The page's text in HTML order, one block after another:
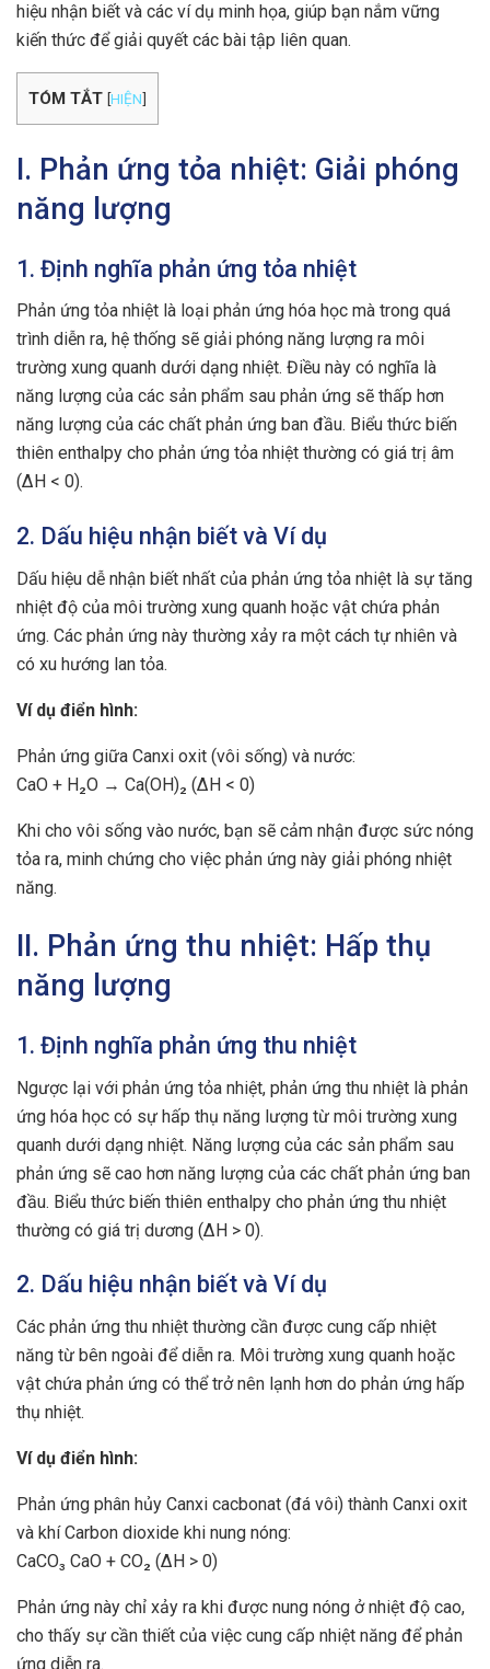
hiệu nhận biết và các ví dụ minh họa, giúp bạn nắm vững
kiến thức để giải quyết các bài tập liên quan.
TÓM TẮT [HIỆN]
I. Phản ứng tỏa nhiệt: Giải phóng
năng lượng
1. Định nghĩa phản ứng tỏa nhiệt
Phản ứng tỏa nhiệt là loại phản ứng hóa học mà trong quá
trình diễn ra, hệ thống sẽ giải phóng năng lượng ra môi
trường xung quanh dưới dạng nhiệt. Điều này có nghĩa là
năng lượng của các sản phẩm sau phản ứng sẽ thấp hơn
năng lượng của các chất phản ứng ban đầu. Biểu thức biến
thiên enthalpy cho phản ứng tỏa nhiệt thường có giá trị âm
(∆H < 0).
2. Dấu hiệu nhận biết và Ví dụ
Dấu hiệu dễ nhận biết nhất của phản ứng tỏa nhiệt là sự tăng
nhiệt độ của môi trường xung quanh hoặc vật chứa phản
ứng. Các phản ứng này thường xảy ra một cách tự nhiên và
có xu hướng lan tỏa.
Ví dụ điển hình:
Phản ứng giữa Canxi oxit (vôi sống) và nước:
CaO + H₂O → Ca(OH)₂ (∆H < 0)
Khi cho vôi sống vào nước, bạn sẽ cảm nhận được sức nóng
tỏa ra, minh chứng cho việc phản ứng này giải phóng nhiệt
năng.
II. Phản ứng thu nhiệt: Hấp thụ
năng lượng
1. Định nghĩa phản ứng thu nhiệt
Ngược lại với phản ứng tỏa nhiệt, phản ứng thu nhiệt là phản
ứng hóa học có sự hấp thụ năng lượng từ môi trường xung
quanh dưới dạng nhiệt. Năng lượng của các sản phẩm sau
phản ứng sẽ cao hơn năng lượng của các chất phản ứng ban
đầu. Biểu thức biến thiên enthalpy cho phản ứng thu nhiệt
thường có giá trị dương (∆H > 0).
2. Dấu hiệu nhận biết và Ví dụ
Các phản ứng thu nhiệt thường cần được cung cấp nhiệt
năng từ bên ngoài để diễn ra. Môi trường xung quanh hoặc
vật chứa phản ứng có thể trở nên lạnh hơn do phản ứng hấp
thụ nhiệt.
Ví dụ điển hình:
Phản ứng phân hủy Canxi cacbonat (đá vôi) thành Canxi oxit
và khí Carbon dioxide khi nung nóng:
CaCO₃ CaO + CO₂ (∆H > 0)
Phản ứng này chỉ xảy ra khi được nung nóng ở nhiệt độ cao,
cho thấy sự cần thiết của việc cung cấp nhiệt năng để phản
ứng diễn ra.